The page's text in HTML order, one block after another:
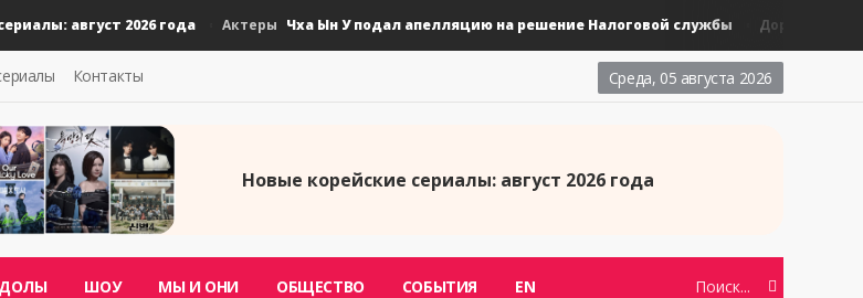
август 2026 года Актеры Чха Ын У подал апелляцию на решение Налоговой службы Дорамы
Среда, 05 августа 2026
Контакты
Новые корейские сериалы: август 2026 года
ШОУ МЫ И ОНИ ОБЩЕСТВО СОБЫТИЯ EN